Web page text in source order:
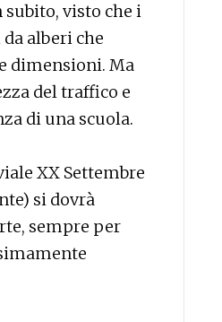
subito, visto che i
alberi che
dimensioni. Ma
del traffico e
di una scuola.
XX Settembre
si dovrà
sempre per